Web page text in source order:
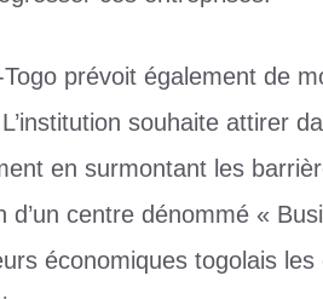
prévoit également de
souhaite attirer
en surmontant les
d’un centre dénommé «
économiques togolais